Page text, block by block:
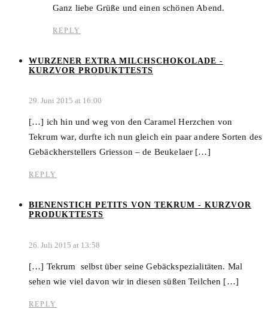
Ganz liebe Grüße und einen schönen Abend.
REPLY
WURZENER EXTRA MILCHSCHOKOLADE -
KURZVOR PRODUKTTESTS
29. Juni 2015 at 16:00
[…] ich hin und weg von den Caramel Herzchen von
Tekrum war, durfte ich nun gleich ein paar andere Sorten des
Gebäckherstellers Griesson – de Beukelaer […]
REPLY
BIENENSTICH PETITS VON TEKRUM - KURZVOR
PRODUKTTESTS
26. Juli 2015 at 13:58
[…] Tekrum selbst über seine Gebäckspezialitäten. Mal
sehen wie viel davon wir in diesen süßen Teilchen […]
REPLY